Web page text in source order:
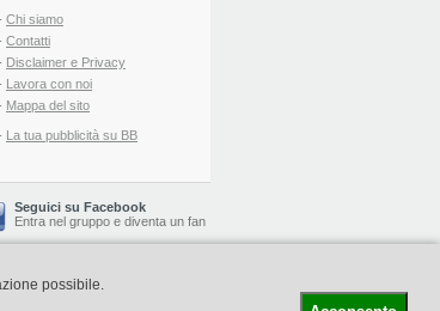
Chi siamo
Contatti
Disclaimer e Privacy
Lavora con noi
Mappa del sito
La tua pubblicità su BB
Seguici su Facebook
Entra nel gruppo e diventa un fan
-Il blog del Web Marketing Turistico
possibile.